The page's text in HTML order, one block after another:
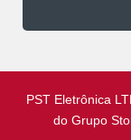
PST Eletrônica
do Grupo